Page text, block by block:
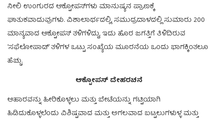
ನೀಲಿ ಉಂಗುರದ ಆಕ್ಟೋಪಸ್‌ಗಳು ಮಾನುಷ್ಯನ ಪ್ರಾಣಕ್ಕೆ
ಘಾತುಕವಾದುವುಗಳು. ವಿಶಾಲಾರ್ಥದಲ್ಲಿ, ಸಮುದ್ರದಾಳದಲ್ಲಿ ಸುಮಾರು 200
ಮಾನ್ಯವಾದ ಆಕ್ಟೋಪಸ್ ತಳಿಗಳಿದ್ದು, ಇದು ಹೊರ ಜಗತ್ತಿಗೆ ತಿಳಿದಿರುವ
‘ಸಫೆಲೋಪಾಡ್’ ತಳಿಗಳ ಒಟ್ಟು ಸಂಖ್ಯೆಯ ಮೂರನೆಯ ಒಂದು ಭಾಗಕ್ಕಿಂತಲೂ
ಹೆಚ್ಚು.
ಆಕ್ಟೋಪಸ್ ದೇಹರಚನೆ
ಆಹಾರವನ್ನು ಹೀರಿಕೊಳ್ಳಲು ಮತ್ತು ಬೇಟೆಯನ್ನು ಗಟ್ಟಿಯಾಗಿ
ಹಿಡಿದುಕೊಳ್ಳಲೆಂದು ವಿಶಿಷ್ಟವಾದ ಮತ್ತು ಅಗಲವಾದ ಬಟ್ಟಲುಗಳುಳ್ಳ ಮತ್ತು